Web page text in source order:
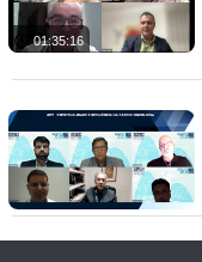
01:35:16